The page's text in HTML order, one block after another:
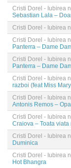
Cristi Dorel - Iubirea
Sebastian Lala –
Cristi Dorel - Iubirea
Cristi Dorel - Iubirea
Panterra – Dame
Cristi Dorel - Iubirea
Panterra – Dame
Cristi Dorel - Iubirea
razboi (feat Miss
Cristi Dorel - Iubirea
Antonis Remos –
Cristi Dorel - Iubirea
Craiova – Toata
Cristi Dorel - Iubirea
Duminica
Cristi Dorel - Iubirea
Hot Bhangra